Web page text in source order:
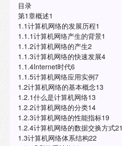
目录
第1章概述1
1.1计算机网络的发展历程1
1.1.1计算机网络产生的背景1
1.1.2计算机网络的产生2
1.1.3计算机网络的快速发展4
1.1.4Internet时代6
1.1.5计算机网络应用实例7
1.2计算机网络的基本概念13
1.2.1什么是计算机网络13
1.2.2计算机网络的分类14
1.2.3计算机网络的性能指标19
1.2.4计算机网络的数据交换方式21
1.3计算机网络体系结构22